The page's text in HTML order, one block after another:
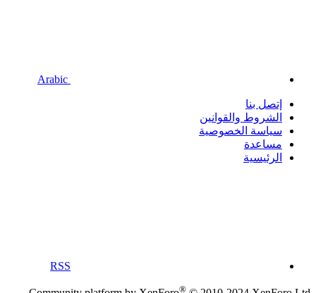
إتصل بنا
الشروط والقوانين
سياسة الخصوصية
مساعدة
الرئيسية
RSS
®